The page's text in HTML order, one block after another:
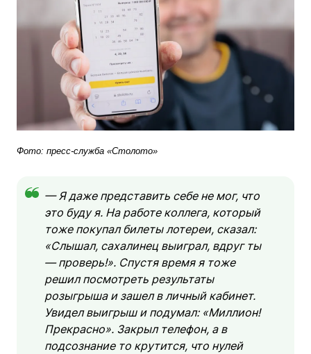
Фото: пресс-служба «Столото»
— Я даже представить себе не мог, что
это буду я. На работе коллега, который
тоже покупал билеты лотереи, сказал:
«Слышал, сахалинец выиграл, вдруг ты
— проверь!». Спустя время я тоже
решил посмотреть результаты
розыгрыша и зашел в личный кабинет.
Увидел выигрыш и подумал: «Миллион!
Прекрасно». Закрыл телефон, а в
подсознание то крутится, что нулей